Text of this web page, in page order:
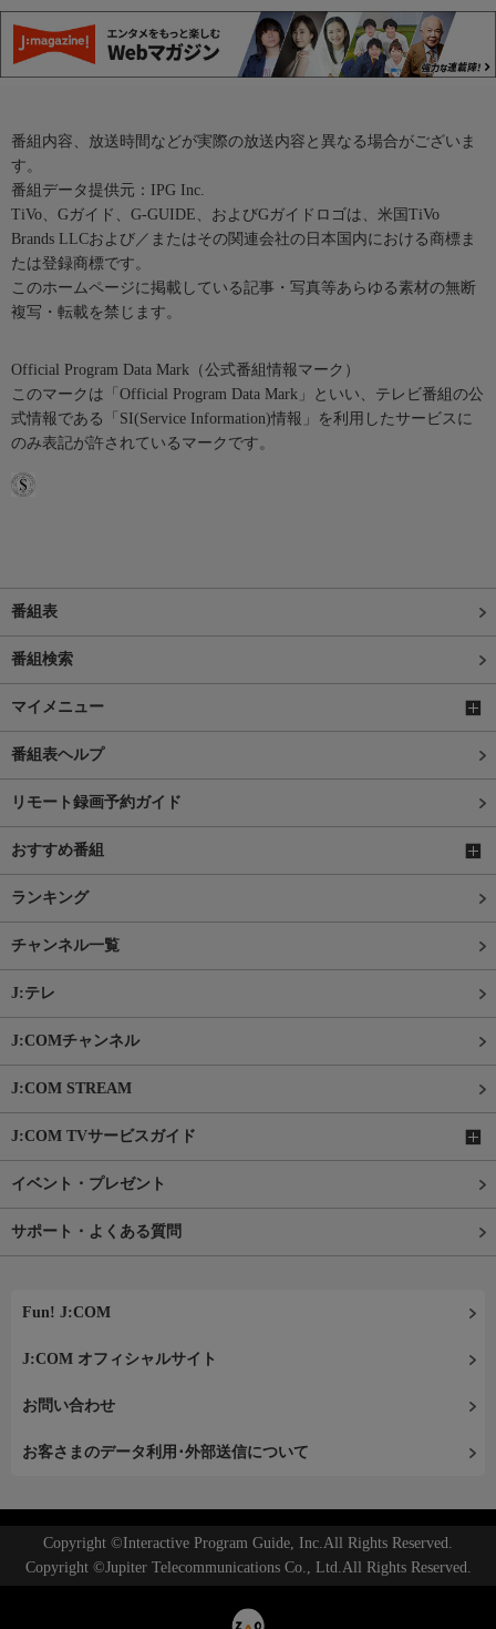
番組内容、放送時間などが実際の放送内容と異なる場合がございま
す。
番組データ提供元：IPG Inc.
TiVo、Gガイド、G-GUIDE、およびGガイドロゴは、米国TiVo
Brands LLCおよび／またはその関連会社の日本国内における商標ま
たは登録商標です。
このホームページに掲載している記事・写真等あらゆる素材の無断
複写・転載を禁じます。
Official Program Data Mark（公式番組情報マーク）
このマークは「Official Program Data Mark」といい、テレビ番組の公
式情報である「SI(Service Information)情報」を利用したサービスに
のみ表記が許されているマークです。
番組表
番組検索
マイメニュー
番組表ヘルプ
リモート録画予約ガイド
おすすめ番組
ランキング
チャンネル一覧
J:テレ
J:COMチャンネル
J:COM STREAM
J:COM TVサービスガイド
イベント・プレゼント
サポート・よくある質問
Fun! J:COM
J:COM オフィシャルサイト
お問い合わせ
お客さまのデータ利用･外部送信について
Copyright ©Interactive Program Guide, Inc.All Rights Reserved.
Copyright ©Jupiter Telecommunications Co., Ltd.All Rights Reserved.